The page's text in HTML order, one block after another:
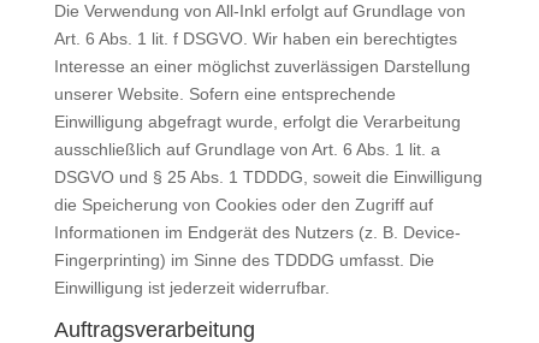
Die Verwendung von All-Inkl erfolgt auf Grundlage von
Art. 6 Abs. 1 lit. f DSGVO. Wir haben ein berechtigtes
Interesse an einer möglichst zuverlässigen Darstellung
unserer Website. Sofern eine entsprechende
Einwilligung abgefragt wurde, erfolgt die Verarbeitung
ausschließlich auf Grundlage von Art. 6 Abs. 1 lit. a
DSGVO und § 25 Abs. 1 TDDDG, soweit die Einwilligung
die Speicherung von Cookies oder den Zugriff auf
Informationen im Endgerät des Nutzers (z. B. Device-
Fingerprinting) im Sinne des TDDDG umfasst. Die
Einwilligung ist jederzeit widerrufbar.
Auftragsverarbeitung